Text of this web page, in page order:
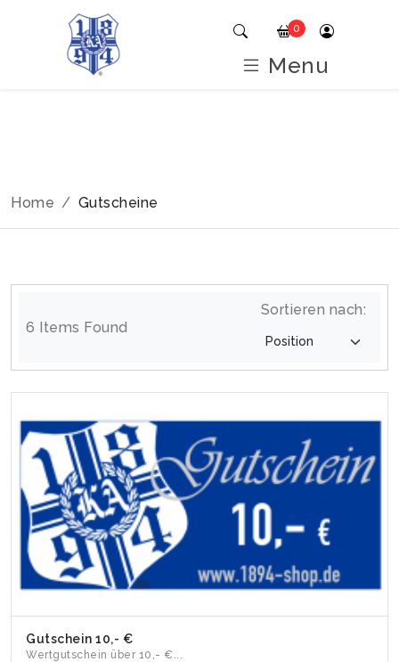
Home Gutscheine
6 Items Found
Sortieren nach:
Gutschein 10,- €
Wertgutschein über 10,- €...
0
Menu